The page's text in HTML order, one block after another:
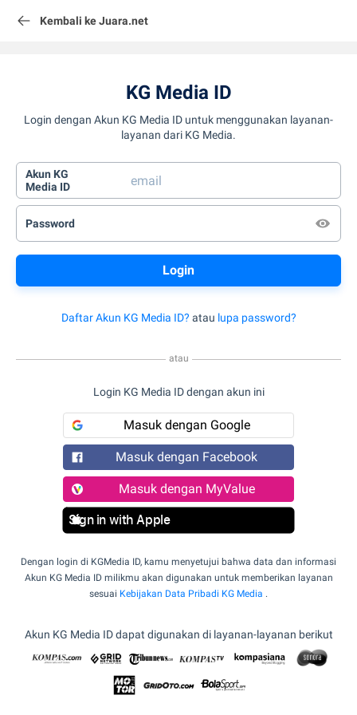
Kembali ke Juara.net
KG Media ID
Login dengan Akun KG Media ID untuk menggunakan layanan-
layanan dari KG Media.
Akun KG
Media ID
Password
Daftar Akun KG Media ID? atau lupa password?
atau
Login KG Media ID dengan akun ini
Masuk dengan Google
Masuk dengan Facebook
Masuk dengan MyValue
Sign in with Apple
Dengan login di KGMedia ID, kamu menyetujui bahwa data dan informasi
Akun KG Media ID milikmu akan digunakan untuk memberikan layanan
sesuai Kebijakan Data Pribadi KG Media .
Akun KG Media ID dapat digunakan di layanan-layanan berikut